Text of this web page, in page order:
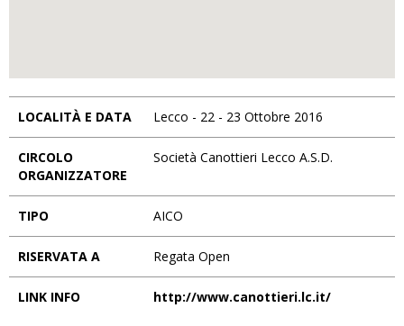
LOCALITÀ E DATA Lecco - 22 - 23 Ottobre 2016
CIRCOLO
ORGANIZZATORE
Società Canottieri Lecco A.S.D.
TIPO AICO
RISERVATA A Regata Open
LINK INFO http://www.canottieri.lc.it/